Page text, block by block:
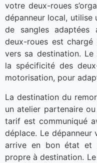
votre deux-roues
dépanneur local, utilise
de sangles
deux-roues est
vers sa destination.
la spécificité des
motorisation, pour
La destination du
un atelier partenaire
tarif est communiqué
déplace. Le
arrive en bon état et
propre à destination.